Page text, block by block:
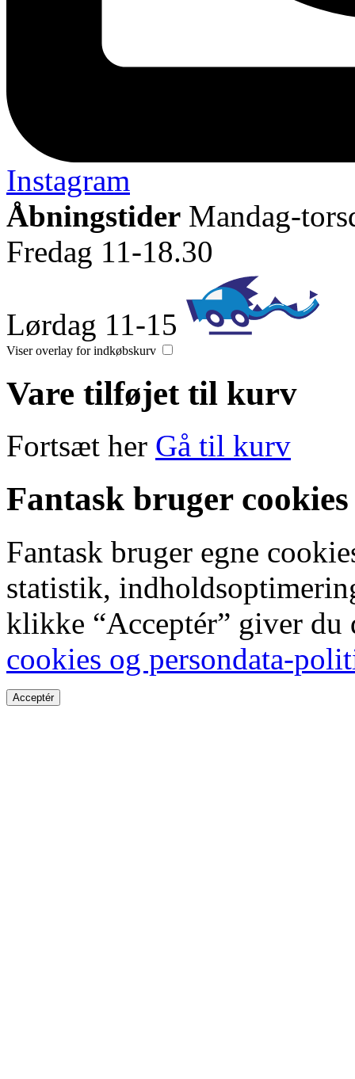
Instagram
Åbningstider Mandag-
Fredag 11-18.30
Lørdag 11-15
Viser overlay for indkøbskurv
Vare tilføjet til kurv
Fortsæt her Gå til kurv
Fantask bruger cookies
Fantask bruger egne
statistik,
klikke “Acceptér” giver
cookies og persondata-
Acceptér